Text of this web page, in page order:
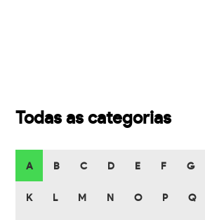
Todas as categorias
A B C D E F G
K L M N O P Q